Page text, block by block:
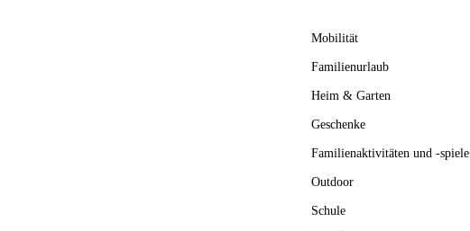
Mobilität
Familienurlaub
Heim & Garten
Geschenke
Familienaktivitäten und -spiele
Outdoor
Schule